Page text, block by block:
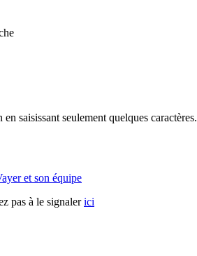
saisissant seulement quelques caractères.
et son équipe
pas à le signalerici